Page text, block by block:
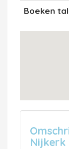
Boeken
Nijkerk